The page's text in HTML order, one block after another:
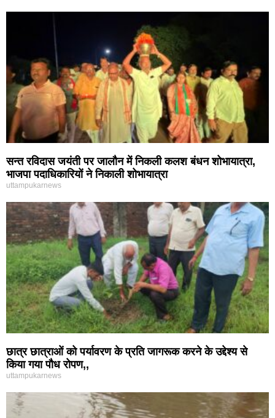
सन्त रविदास जयंती पर जालौन में निकली कलश बंधन शोभायात्रा,
भाजपा पदाधिकारियों ने निकाली शोभायात्रा
uttampukarnews
छात्र छात्राओं को पर्यावरण के प्रति जागरूक करने के उद्देश्य से
किया गया पौध रोपण,,
uttampukarnews